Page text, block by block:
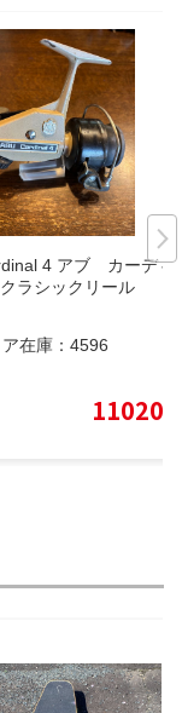
4 アブ カーディ
ラシックリール
在庫： 4596
11020